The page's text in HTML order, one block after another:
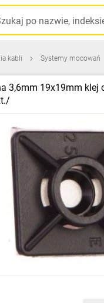
kabli Systemy mocowań
3,6mm 19x19mm klej